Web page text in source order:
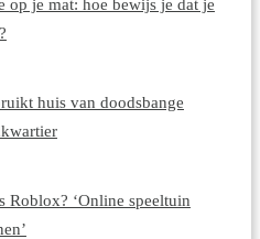
huis van doodsbange
Roblox? ‘Online speeltuin